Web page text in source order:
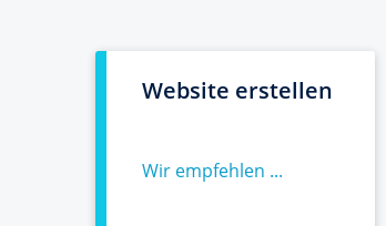
Website erstellen
Wir empfehlen ...